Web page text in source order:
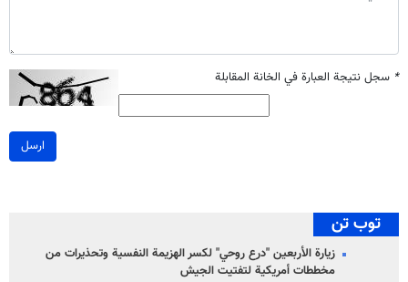
* سجل نتيجة العبارة في الخانة المقابلة
ارسل
توب تن
زيارة الأربعين "درع روحي" لكسر الهزيمة النفسية وتحذيرات من
مخططات أمريكية لتفتيت الجيش